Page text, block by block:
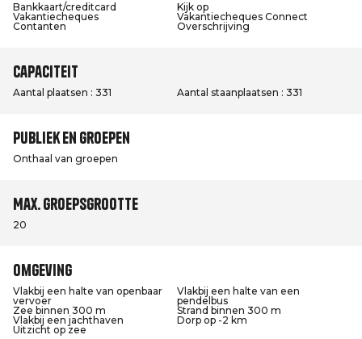
Bankkaart/creditcard
Kijk op
Vakantiecheques
Vakantiecheques Connect
Contanten
Overschrijving
Capaciteit
Aantal plaatsen : 331 Aantal staanplaatsen : 331
Publiek en groepen
Onthaal van groepen
Max. groepsgrootte
20
Omgeving
Vlakbij een halte van openbaar
vervoer
Vlakbij een halte van een
pendelbus
Zee binnen 300 m
Strand binnen 300 m
Vlakbij een jachthaven
Dorp op -2 km
Uitzicht op zee